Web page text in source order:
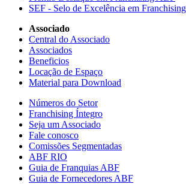
SEF - Selo de Excelência em Franchising
Associado
Central do Associado
Associados
Beneficios
Locação de Espaço
Material para Download
Números do Setor
Franchising Íntegro
Seja um Associado
Fale conosco
Comissões Segmentadas
ABF RIO
Guia de Franquias ABF
Guia de Fornecedores ABF